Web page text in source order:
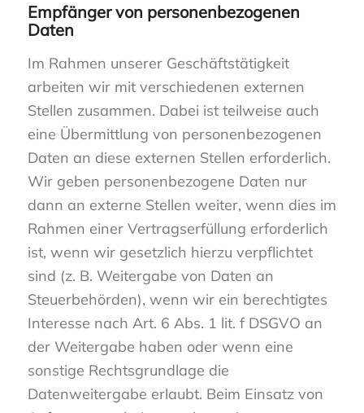
Empfänger von personenbezogenen
Daten
Im Rahmen unserer Geschäftstätigkeit
arbeiten wir mit verschiedenen externen
Stellen zusammen. Dabei ist teilweise auch
eine Übermittlung von personenbezogenen
Daten an diese externen Stellen erforderlich.
Wir geben personenbezogene Daten nur
dann an externe Stellen weiter, wenn dies im
Rahmen einer Vertragserfüllung erforderlich
ist, wenn wir gesetzlich hierzu verpflichtet
sind (z. B. Weitergabe von Daten an
Steuerbehörden), wenn wir ein berechtigtes
Interesse nach Art. 6 Abs. 1 lit. f DSGVO an
der Weitergabe haben oder wenn eine
sonstige Rechtsgrundlage die
Datenweitergabe erlaubt. Beim Einsatz von